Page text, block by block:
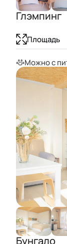
Глэмпинг
Площадь
Можно с
Бунгало